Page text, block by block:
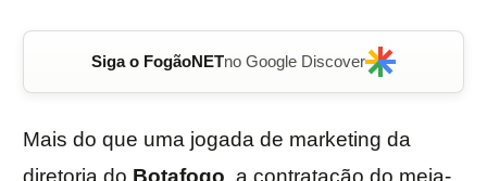
Siga o FogãoNETno Google Discover
Mais do que uma jogada de marketing da
diretoria do Botafogo, a contratação do meia-